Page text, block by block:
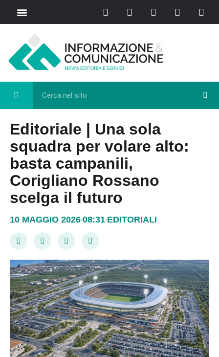
Editoriale | Una sola
squadra per volare alto:
basta campanili,
Corigliano Rossano
scelga il futuro
10 MAGGIO 2026 08:31 EDITORIALI